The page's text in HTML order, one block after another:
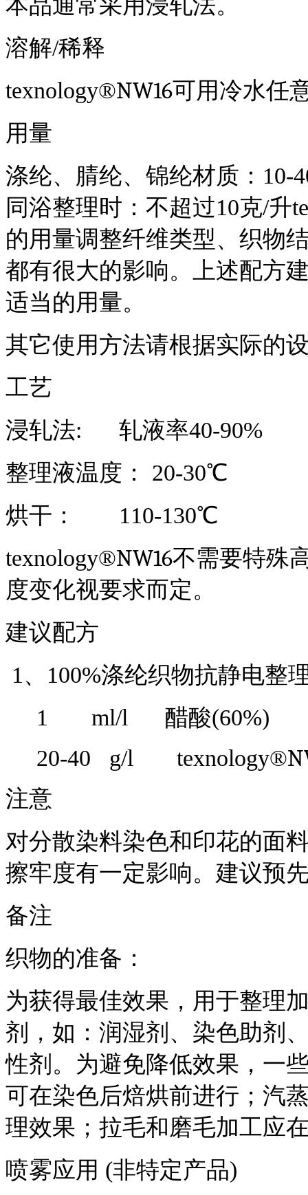
溶解/稀释
texnology®NW16可用冷水任
用量
涤纶、腈纶、锦纶材质： 10-
同浴整理时：不超过10克/升t
的用量调整纤维类型、织物
都有很大的影响。上述配方
适当的用量。
其它使用方法请根据实际的
工艺
浸轧法: 轧液率40-90%
整理液温度：
20-30℃
烘干：
110-130℃
texnology®NW16不需要特殊
度变化视要求而定。
建议配方
1、 100%涤纶织物抗静电整
1 ml/l 醋酸(60%)
20-40 g/l texnology®
注意
对分散染料染色和印花的面
擦牢度有一定影响。建议预
备注
织物的准备：
为获得最佳效果，用于整理
剂，如：润湿剂、染色助剂
性剂。为避免降低效果，一
可在染色后焙烘前进行；汽
理效果；拉毛和磨毛加工应
喷雾应用 (非特定产品)